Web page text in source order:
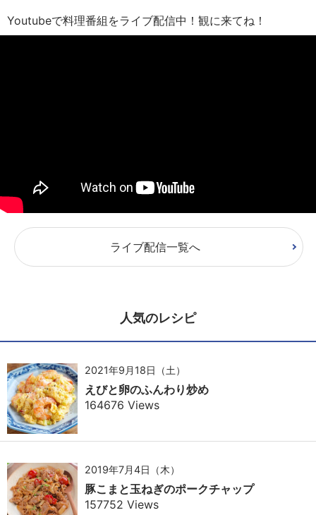
Youtubeで料理番組をライブ配信中！観に来てね！
ライブ配信一覧へ
人気のレシピ
2021年9月18日（土）
えびと卵のふんわり炒め
164676 Views
2019年7月4日（木）
豚こまと玉ねぎのポークチャップ
157752 Views